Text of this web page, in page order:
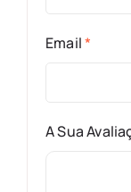
A Sua
Email*